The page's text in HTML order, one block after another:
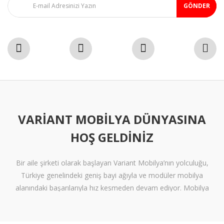
GÖNDER
VARIANT MOBILYA DÜNYASINA
HOŞ GELDINIZ
Bir aile şirketi olarak başlayan Variant Mobilya’nın yolculuğu,
Türkiye genelindeki geniş bayi ağıyla ve modüler mobilya
alanındaki başarılarıyla hız kesmeden devam ediyor. Mobilya